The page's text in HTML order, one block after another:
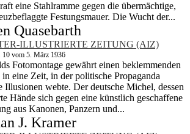
eine Stahlramme gegen die übermächtige,
Festungs­mauer. Die Wucht der...
Quasebarth
ILLUSTRIERTE ZEITUNG (AIZ)
10 vom 5. März 1936
Fotomontage gewährt einen beklemmen­den
eine Zeit, in der politische Propagan­da
Illusionen webte. Der deutsche Michel, dessen
Hände sich gegen eine künstlich geschaf­fene
aus Kanonen, Panzern und...
J. Kramer